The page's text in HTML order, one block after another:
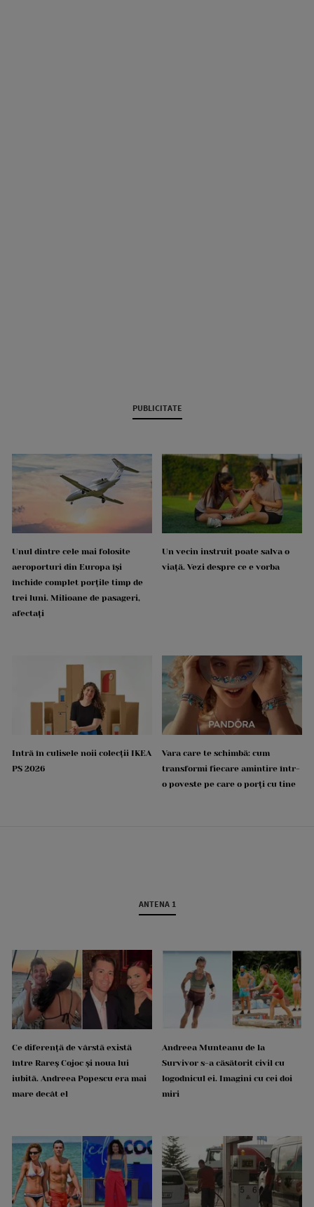
PUBLICITATE
Unul dintre cele mai folosite
aeroporturi din Europa își
închide complet porțile timp de
trei luni. Milioane de pasageri,
afectați
Un vecin instruit poate salva o
viață. Vezi despre ce e vorba
Intră în culisele noii colecții IKEA
PS 2026
Vara care te schimbă: cum
transformi fiecare amintire într-
o poveste pe care o porți cu tine
ANTENA 1
Ce diferență de vârstă există
între Rareș Cojoc și noua lui
iubită. Andreea Popescu era mai
mare decât el
Andreea Munteanu de la
Survivor s-a căsătorit civil cu
logodnicul ei. Imagini cu cei doi
miri